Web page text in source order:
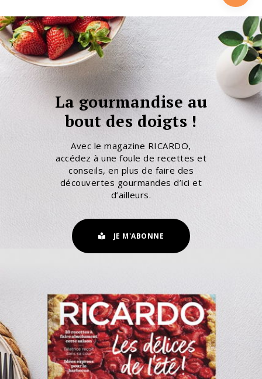
La gourmandise au
bout des doigts !
Avec le magazine RICARDO,
accédez à une foule de recettes et
conseils, en plus de faire des
découvertes gourmandes d’ici et
d’ailleurs.
JE M'ABONNE